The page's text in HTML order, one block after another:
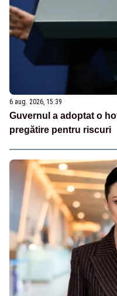
6 aug. 2026, 15:39
Guvernul a adoptat o
pregătire pentru riscuri